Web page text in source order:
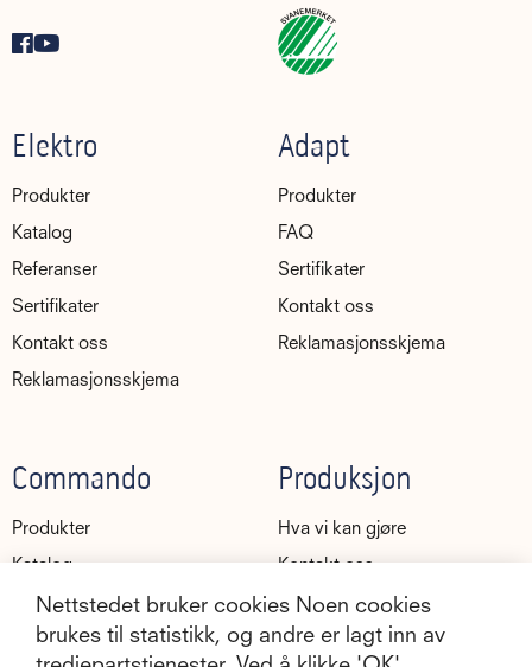
Elektro
Produkter
Katalog
Referanser
Sertifikater
Kontakt oss
Reklamasjonsskjema
Adapt
Produkter
FAQ
Sertifikater
Kontakt oss
Reklamasjonsskjema
Commando
Produkter
Katalog
Referanser
Kontakt oss
Produksjon
Hva vi kan gjøre
Kontakt oss
Utvikling
Nettstedet bruker cookies Noen cookies
brukes til statistikk, og andre er lagt inn av